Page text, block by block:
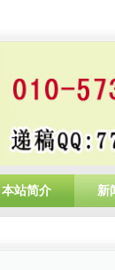
本站简介 新